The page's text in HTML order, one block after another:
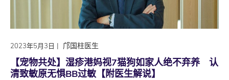
2023年5月3日 | 邝国柱医生
【宠物共处】湿疹港妈视7猫狗如家人绝不弃养 认
清致敏原无惧BB过敏【附医生解说】